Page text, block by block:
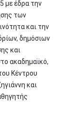
με έδρα την
των
και την
δημόσιων
και
ακαδημαϊκό,
Κέντρου
και